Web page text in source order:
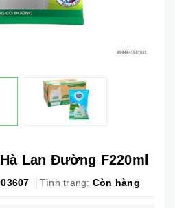
Lan Đường F220ml
Tình trạng: Còn hàng